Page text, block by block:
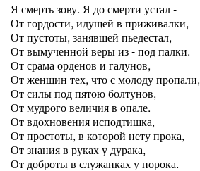
Я смерть зову. Я до смерти устал -
От гордости, идущей в приживалки,
От пустоты, занявшей пьедестал,
От вымученной веры из - под палки.
От срама орденов и галунов,
От женщин тех, что с молоду пропали,
От силы под пятою болтунов,
От мудрого величия в опале.
От вдохновения исподтишка,
От простоты, в которой нету прока,
От знания в руках у дурака,
От доброты в служанках у порока.